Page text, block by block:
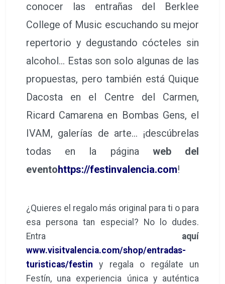
conocer las entrañas del Berklee
College of Music escuchando su mejor
repertorio y degustando cócteles sin
alcohol... Estas son solo algunas de las
propuestas, pero también está Quique
Dacosta en el Centre del Carmen,
Ricard Camarena en Bombas Gens, el
IVAM, galerías de arte... ¡descúbrelas
todas en la páginaweb del
eventohttps://festinvalencia.com!
¿Quieres el regalo más original para ti o para
esa persona tan especial? No lo dudes.
Entra aquí
www.visitvalencia.com/shop/entradas-
turisticas/festin
y regala o regálate un
Festín, una experiencia única y auténtica